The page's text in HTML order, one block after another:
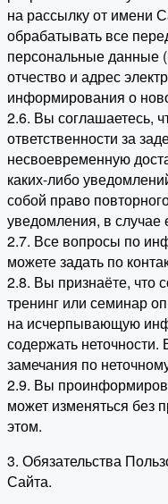
на рассылку от имени
обрабатывать все
персональные данные
отчество и адрес
информирования о
2.6. Вы соглашаетесь,
ответственности за
несвоевременную
каких-либо
собой право
уведомления, в случае
2.7. Все вопросы по
можете задать по
2.8. Вы признаёте, что
тренинг или семинар
на исчерпывающую
содержать
замечания по
2.9. Вы
может изменяться без
этом.
3. Обязательства
Сайта.